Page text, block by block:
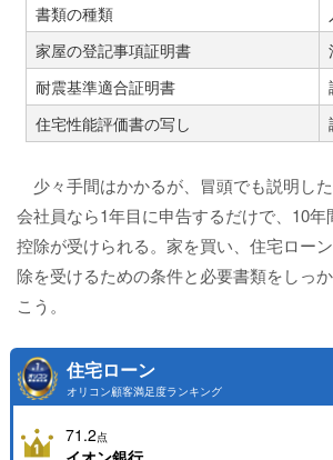
書類の種類
家屋の登記事項証明書
耐震基準適合証明書
住宅性能評価書の写し
少々手間はかかるが、冒頭でも説明し
会社員なら1年目に申告するだけで、10
控除が受けられる。家を買い、住宅ロー
除を受けるための条件と必要書類をしっ
こう。
住宅ローン
オリコン顧客満足度ランキング
71.2点